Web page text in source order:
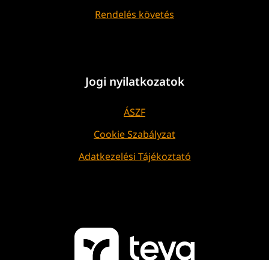
Rendelés követés
Jogi nyilatkozatok
ÁSZF
Cookie Szabályzat
Adatkezelési Tájékoztató